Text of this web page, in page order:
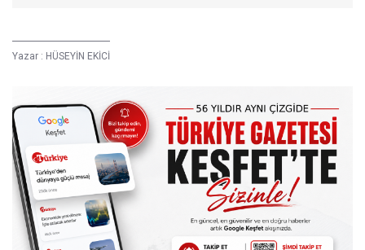
Yazar : HÜSEYİN EKİCİ